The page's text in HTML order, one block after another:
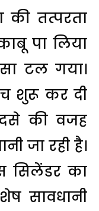
तत्परता
पा लिया
टल गया।
शुरू कर दी
की वजह
जा रही है।
सिलेंडर का
सावधानी